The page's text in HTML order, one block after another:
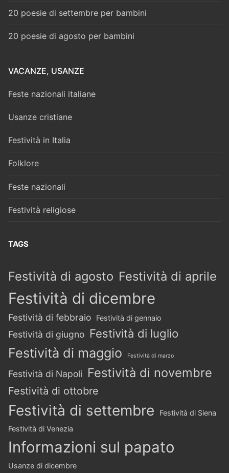
20 poesie di settembre per bambini
20 poesie di agosto per bambini
VACANZE, USANZE
Feste nazionali italiane
Usanze cristiane
Festività in Italia
Folklore
Feste nazionali
Festività religiose
TAGS
Festività di agosto Festività di aprile
Festività di dicembre
Festività di febbraio Festività di gennaio
Festività di giugno Festività di luglio
Festività di maggio Festività di marzo
Festività di Napoli Festività di novembre
Festività di ottobre
Festività di settembre
Festività di Siena
Festività di Venezia
Informazioni sul papato
Usanze di dicembre